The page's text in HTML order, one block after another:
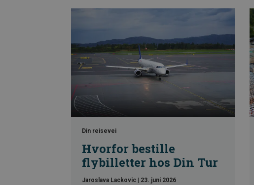
Din reisevei
Hvorfor bestille
flybilletter hos Din Tur
Jaroslava Lackovic 23. juni 2026